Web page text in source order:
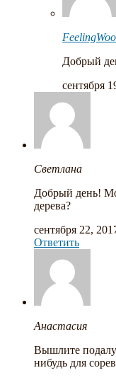
Добрый
сентября
Cветлана
Добрый день!
дерева?
сентября 22,
Ответить
Анастасия
Вышлите
нибудь для